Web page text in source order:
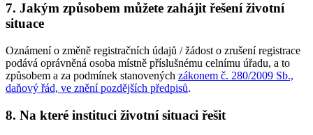
7. Jakým způsobem můžete zahájit řešení životní
situace
Oznámení o změně registračních údajů / žádost o zrušení registrace
podává oprávněná osoba místně příslušnému celnímu úřadu, a to
způsobem a za podmínek stanovených zákonem č. 280/2009 Sb.,
daňový řád, ve znění pozdějších předpisů.
8. Na které instituci životní situaci řešit